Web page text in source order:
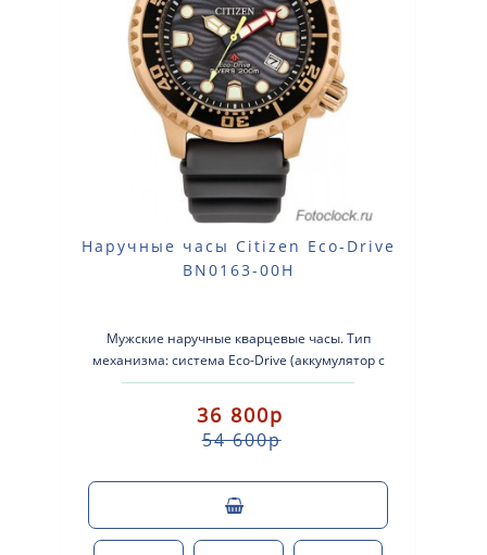
Наручные часы Citizen Eco-Drive
BN0163-00H
Мужские наручные кварцевые часы. Тип
механизма: система Eco-Drive (аккумулятор с
питанием от световой энергии). Корпус: ..
36 800р
54 600р